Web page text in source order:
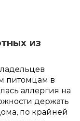
из
питомцам в
аллергия на
держать
по крайней